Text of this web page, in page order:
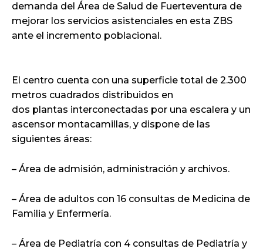
demanda del Área de Salud de Fuerteventura de
mejorar los servicios asistenciales en esta ZBS
ante el incremento poblacional.
El centro cuenta con una superficie total de 2.300
metros cuadrados distribuidos en
dos plantas interconectadas por una escalera y un
ascensor montacamillas, y dispone de las
siguientes áreas:
– Área de admisión, administración y archivos.
– Área de adultos con 16 consultas de Medicina de
Familia y Enfermería.
– Área de Pediatría con 4 consultas de Pediatría y